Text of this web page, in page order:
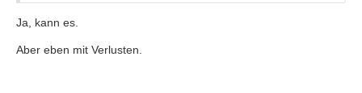
Ja, kann es.
Aber eben mit Verlusten.